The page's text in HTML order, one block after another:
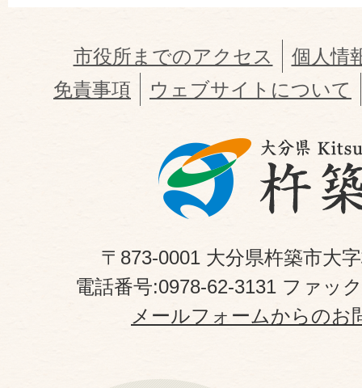
市役所までのアクセス
個人情
免責事項
ウェブサイトについて
〒873-0001 大分県杵築市大
電話番号:0978-62-3131 ファッ
メールフォームからのお